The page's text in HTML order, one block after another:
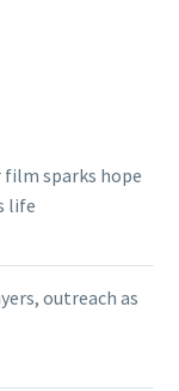
sparks hope
life
outreach as